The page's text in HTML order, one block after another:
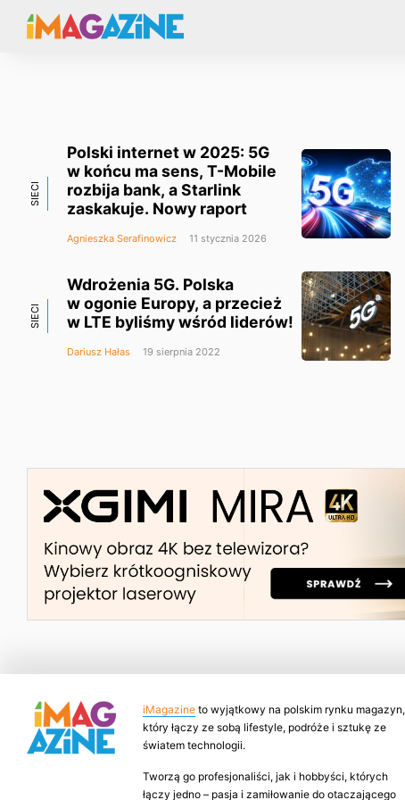
SIECI
Polski internet w 2025: 5G
w końcu ma sens, T-Mobile
rozbija bank, a Starlink
zaskakuje. Nowy raport
Agnieszka Serafinowicz 11 stycznia 2026
SIECI
Wdrożenia 5G. Polska
w ogonie Europy, a przecież
w LTE byliśmy wśród liderów!
Dariusz Hałas 19 sierpnia 2022
iMagazine to wyjątkowy na polskim rynku magazyn,
który łączy ze sobą lifestyle, podróże i sztukę ze
światem technologii.
Tworzą go profesjonaliści, jak i hobbyści, których
łączy jedno – pasja i zamiłowanie do otaczającego